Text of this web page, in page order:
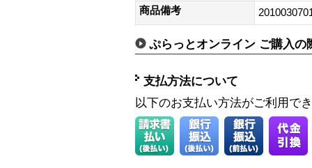
商品備考
ぷらっとオンライン ご購入の
支払方法について
以下のお支払い方法がご利用で